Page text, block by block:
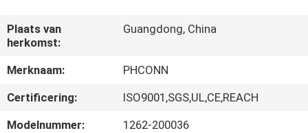
ONS
FABRIEKSREIS
KWALITEITSCONTROLE
Plaats van
herkomst:
Guangdong, China
Merknaam:
PHCONN
Certificering:
ISO9001,SGS,UL,CE,REACH
Modelnummer:
1262-200036